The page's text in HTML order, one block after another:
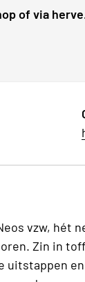
of via
vzw, hét
Zin in
uitstappen